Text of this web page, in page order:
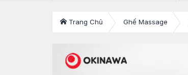
Trang Chủ Ghế Massage